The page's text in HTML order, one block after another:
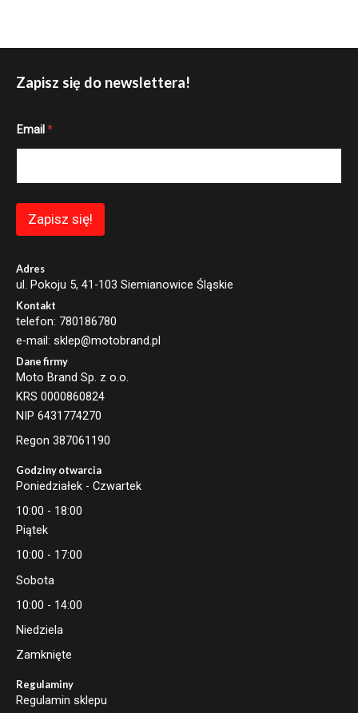
Zapisz się do newslettera!
E
l
i
Email *
Zapisz się!
Adres
ul. Pokoju 5, 41-103 Siemianowice Śląskie
Kontakt
telefon: 780186780
e-mail: sklep@motobrand.pl
Dane firmy
Moto Brand Sp. z o.o.
KRS 0000860824
NIP 6431774270
Regon 387061190
Godziny otwarcia
Poniedziałek - Czwartek
10:00 - 18:00
Piątek
10:00 - 17:00
Sobota
10:00 - 14:00
Niedziela
Zamknięte
Regulaminy
Regulamin sklepu